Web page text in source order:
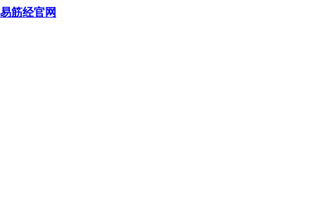
易筋经官网